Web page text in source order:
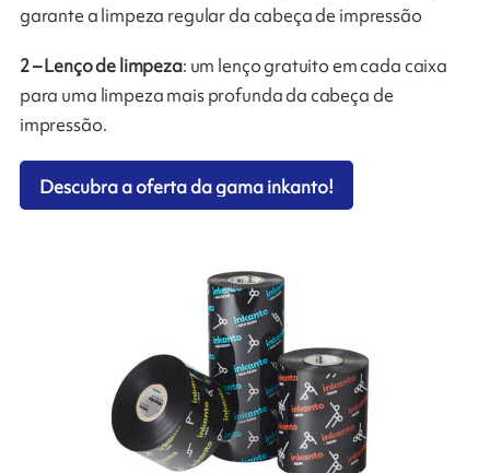
garante a limpeza regular da cabeça de impressão
2 – Lenço de limpeza: um lenço gratuito em cada caixa
para uma limpeza mais profunda da cabeça de
impressão.
Descubra a oferta da gama inkanto!